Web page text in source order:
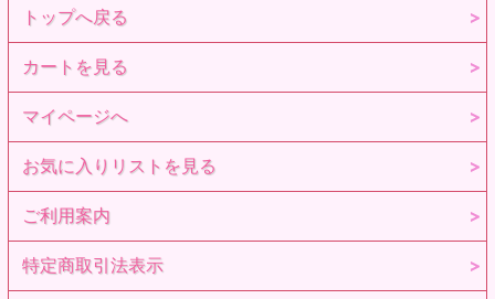
トップへ戻る
カートを見る
マイページへ
お気に入りリストを見る
ご利用案内
特定商取引法表示